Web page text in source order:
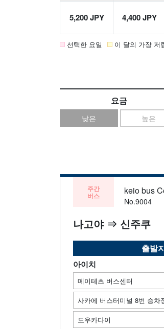
5,200 JPY 4,400 JPY
선택한 요일 이 달의 가장 저
요금
낮은 높은
주간
버스 keio bus
No.9004
나고야 ⇒ 신주쿠
출발
아이치
메이테츠 버스센터
사카에 버스터미널 8번 승차
도우카다이